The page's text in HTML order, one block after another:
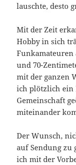
lauschte, desto
Mit der Zeit
Hobby in sich
Funkamateuren
und 70-
mit der ganzen
ich plötzlich ein
Gemeinschaft
miteinander
Der Wunsch,
auf Sendung zu
ich mit der